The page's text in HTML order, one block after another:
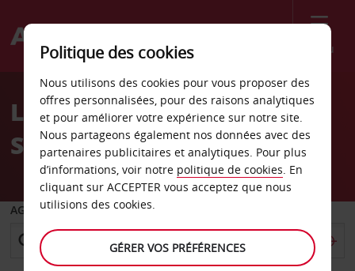
Menu
Welcome
AvisLocation de voiture La
Serena
AGENCE DE DÉPART
Politique des cookies
Nous utilisons des cookies pour vous proposer des
offres personnalisées, pour des raisons analytiques
et pour améliorer votre expérience sur notre site.
Nous partageons également nos données avec des
partenaires publicitaires et analytiques. Pour plus
d’informations, voir notre politique de cookies. En
cliquant sur ACCEPTER vous acceptez que nous
utilisions des cookies.
GÉRER VOS PRÉFÉRENCES